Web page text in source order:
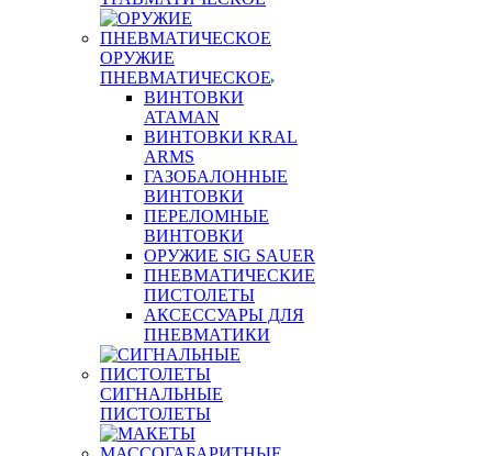
ОРУЖИЕ
ПНЕВМАТИЧЕСКОЕ
ВИНТОВКИ
ATAMAN
ВИНТОВКИ KRAL
ARMS
ГАЗОБАЛОННЫЕ
ВИНТОВКИ
ПЕРЕЛОМНЫЕ
ВИНТОВКИ
ОРУЖИЕ SIG SAUER
ПНЕВМАТИЧЕСКИЕ
ПИСТОЛЕТЫ
АКСЕССУАРЫ ДЛЯ
ПНЕВМАТИКИ
СИГНАЛЬНЫЕ
ПИСТОЛЕТЫ